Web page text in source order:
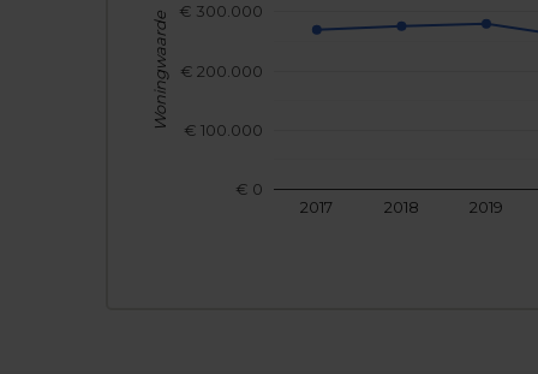
2017 2018 2019
€ 0
€ 100.000
€ 200.000
€ 300.000
Woningwaarde